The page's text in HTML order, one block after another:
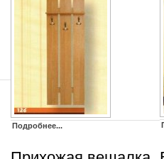
Подробнее...